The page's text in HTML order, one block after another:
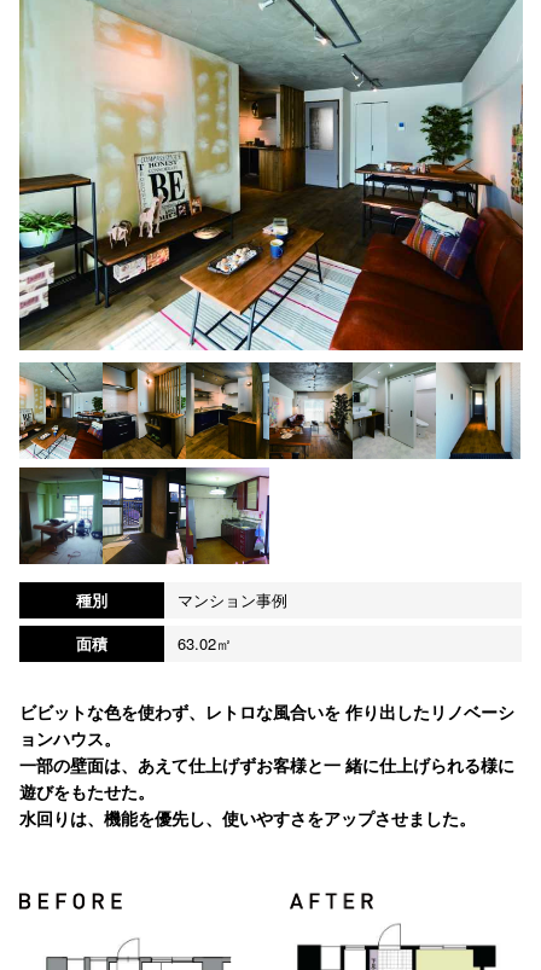
種別
マンション事例
面積
63.02㎡
ビビットな色を使わず、レトロな風合いを 作り出したリノベーシ
ョンハウス。
一部の壁面は、あえて仕上げずお客様と一 緒に仕上げられる様に
遊びをもたせた。
水回りは、機能を優先し、使いやすさをアップさせました。